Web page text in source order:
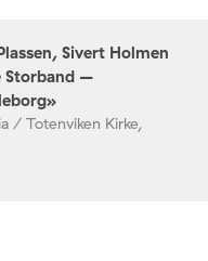
Sivert Holmen
Storband –
/ Totenviken Kirke,